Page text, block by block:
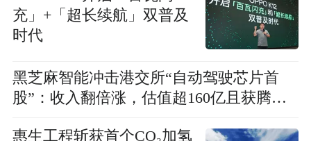
充」+「超长续航」双普及
时代
黑芝麻智能冲击港交所“自动驾驶芯片首
股”：收入翻倍涨，估值超160亿且获腾
惠生工程斩获首个CO₂加氢